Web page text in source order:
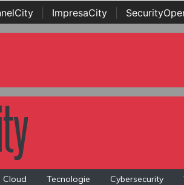
ImpresaCity
Cloud Tecnologie Cybersecurity